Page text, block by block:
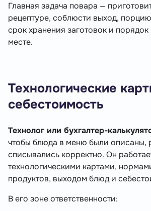
Главная задача повара —
рецептуре, соблюсти выход,
срок хранения заготовок и
месте.
Технологические
себестоимость
Технолог или бухгалтер-
чтобы блюда в меню были описаны,
списывались корректно. Он
технологическими картами,
продуктов, выходом блюд и
В его зоне ответственности: